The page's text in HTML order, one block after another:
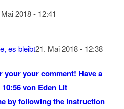
2018 - 12:41
es bleibt21. Mai 2018 - 12:38
your your comment! Have a
von Eden Lit
by following the instruction